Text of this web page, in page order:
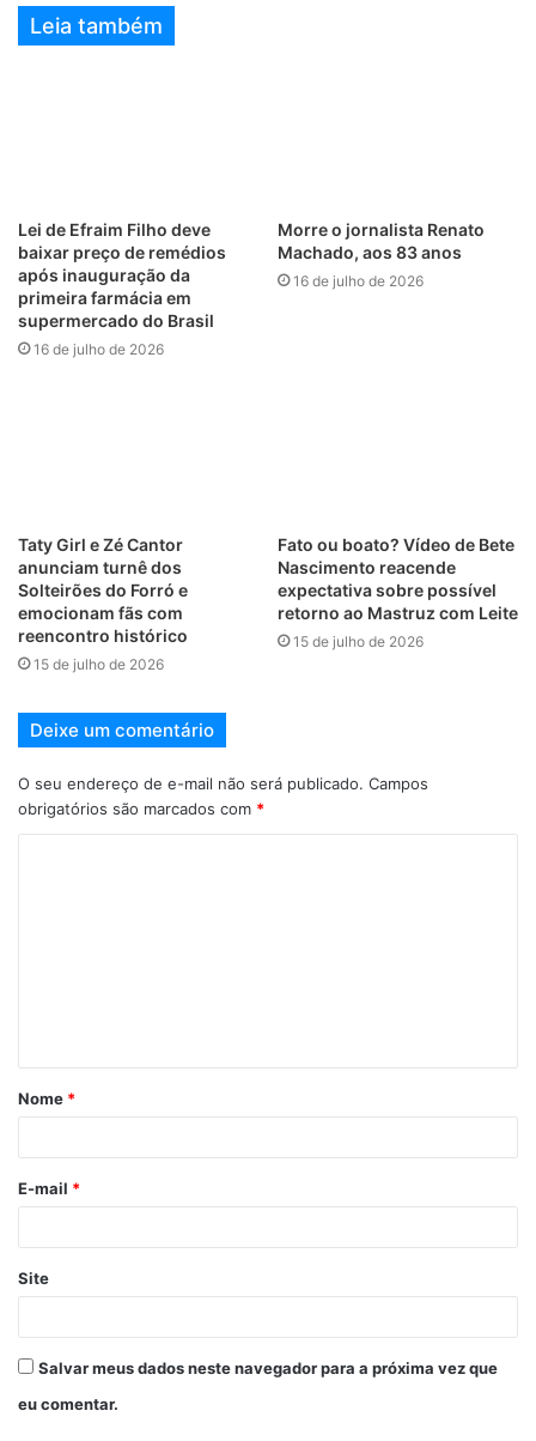
Leia também
Lei de Efraim Filho deve
baixar preço de remédios
após inauguração da
primeira farmácia em
supermercado do Brasil
16 de julho de 2026
Morre o jornalista Renato
Machado, aos 83 anos
16 de julho de 2026
Taty Girl e Zé Cantor
anunciam turnê dos
Solteirões do Forró e
emocionam fãs com
reencontro histórico
15 de julho de 2026
Fato ou boato? Vídeo de Bete
Nascimento reacende
expectativa sobre possível
retorno ao Mastruz com Leite
15 de julho de 2026
Deixe um comentário
O seu endereço de e-mail não será publicado. Campos
obrigatórios são marcados com *
Nome *
E-mail *
Site
Salvar meus dados neste navegador para a próxima vez que
eu comentar.